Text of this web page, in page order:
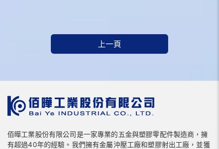
上一頁
佰曄工業股份有限公司是一家專業的五金與塑膠零配件製造商，擁
有超過40年的經驗。我們擁有金屬沖壓工廠和塑膠射出工廠，並獲